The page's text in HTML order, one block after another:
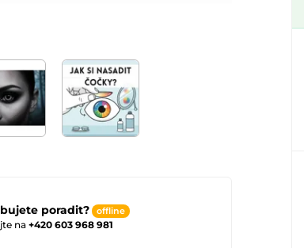
poradit? offline
na +420 603 968 981